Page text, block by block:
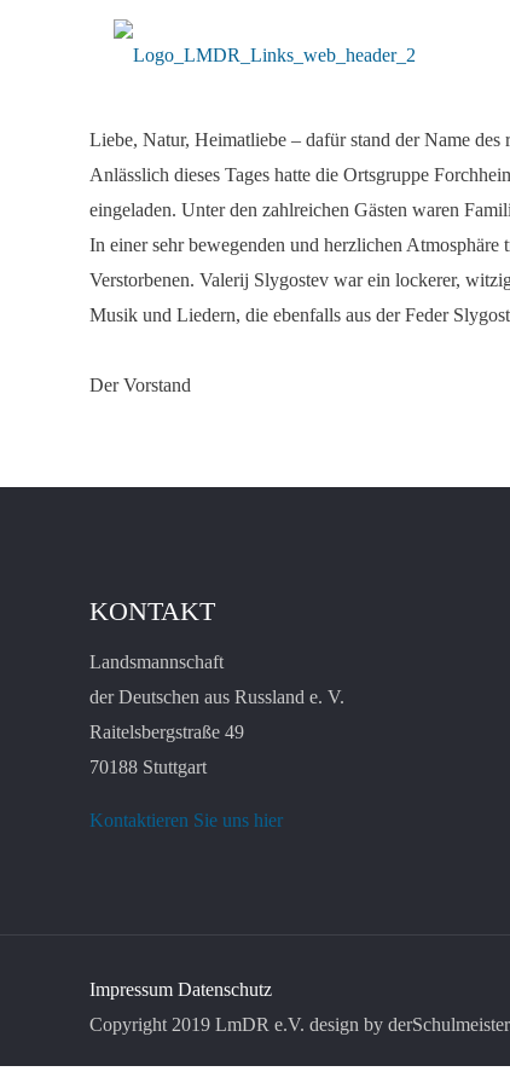
Liebe, Natur, Heimatliebe – dafür stand der Name
Anlässlich dieses Tages hatte die Ortsgruppe
eingeladen. Unter den zahlreichen Gästen waren
In einer sehr bewegenden und herzlichen
Verstorbenen. Valerij Slygostev war ein lockerer,
Musik und Liedern, die ebenfalls aus der Feder
Der Vorstand
KONTAKT
Landsmannschaft
der Deutschen aus Russland e. V.
Raitelsbergstraße 49
70188 Stuttgart
Kontaktieren Sie uns hier
Impressum Datenschutz
Copyright 2019 LmDR e.V. design by derSchulmeister